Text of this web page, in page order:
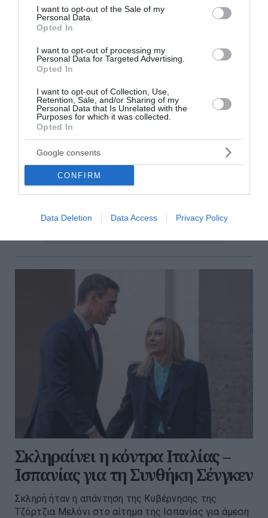
consent section.
I want to opt-out of the Sale of my
Personal Data.
Opted In
I want to opt-out of processing my
Personal Data for Targeted Advertising.
Opted In
I want to opt-out of Collection, Use,
Retention, Sale, and/or Sharing of my
Personal Data that Is Unrelated with the
Purposes for which it was collected.
Opted In
Google consents
CONFIRM
Data Deletion Data Access Privacy Policy
Σκληραίνει η κόντρα Ιταλίας –
Ισπανίας για τη Συνθήκη Σένγκεν
Σκληρή ήταν η απάντηση της Κυβέρνησης της
Τζόρτζια Μελόνι στο αίτημα της Ισπανίας για άμεση